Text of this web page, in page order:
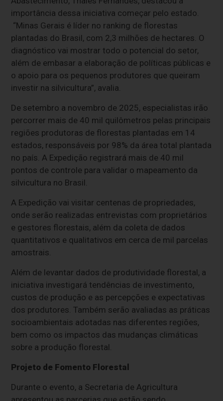
importância dessa iniciativa começar pelo estado.
“Minas Gerais é líder no ranking de florestas
plantadas do Brasil, com 2,3 milhões de hectares. O
diagnóstico vai mostrar todo o potencial do setor,
além de embasar a elaboração de políticas públicas e
o apoio para os pequenos produtores que queiram
investir na silvicultura”, avalia.
De setembro a novembro de 2025, especialistas irão
percorrer mais de 40 mil quilômetros pelas principais
regiões produtoras de florestas plantadas em 14
estados, responsáveis por 98% da área total plantada
no país. A Expedição registrará mais de 40 mil
pontos de controle para validar o mapeamento da
silvicultura no Brasil.
A Expedição vai visitar centenas de propriedades,
onde serão realizadas entrevistas com proprietários
e gestores florestais, além da coleta de dados
quantitativos e qualitativos em cerca de mil parcelas
amostrais.
Além de levantar dados de produtividade florestal, a
iniciativa investigará tendências de investimento,
custos de produção e as percepções e expectativas
dos produtores. Também serão avaliadas as práticas
socioambientais adotadas nas diferentes regiões,
bem como os impactos das mudanças climáticas
sobre a produção florestal.
Projeto de Fomento Florestal
Durante o evento, a Secretaria de Agricultura